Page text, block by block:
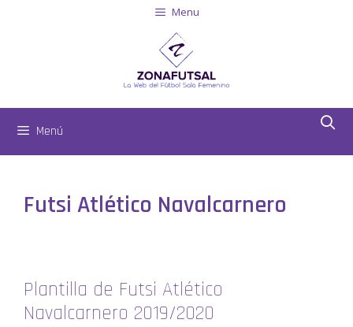
Menu
Menú
Futsi Atlético Navalcarnero
Plantilla de Futsi Atlético
Navalcarnero 2019/2020